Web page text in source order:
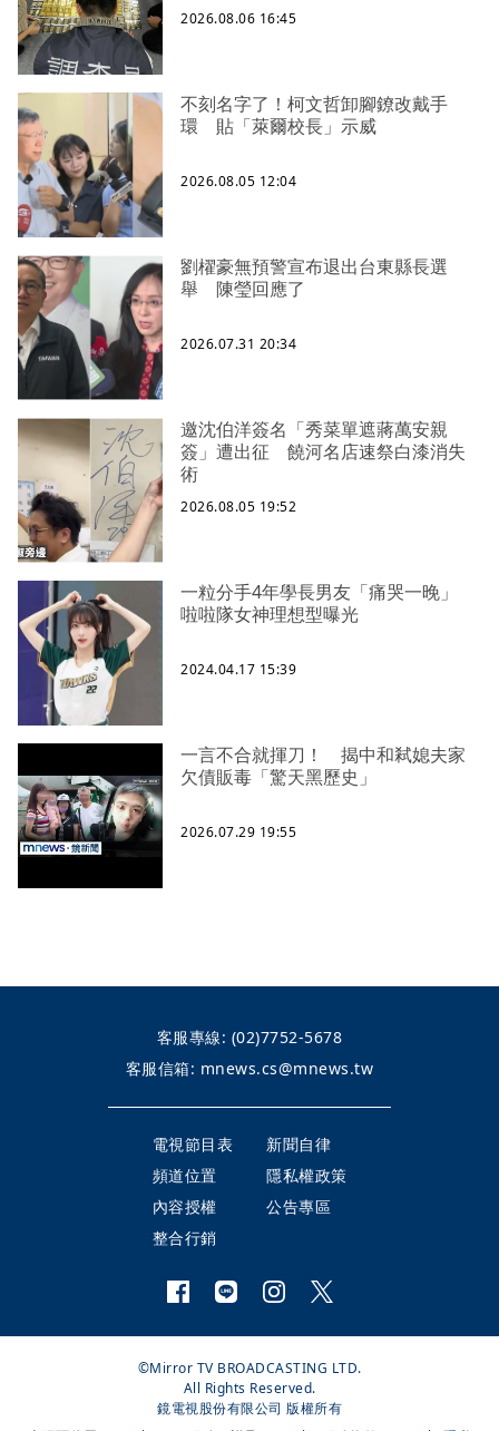
2026.08.06 16:45
不刻名字了！柯文哲卸腳鐐改戴手
環 貼「萊爾校長」示威
2026.08.05 12:04
劉櫂豪無預警宣布退出台東縣長選
舉 陳瑩回應了
2026.07.31 20:34
邀沈伯洋簽名「秀菜單遮蔣萬安親
簽」遭出征 饒河名店速祭白漆消失
術
2026.08.05 19:52
一粒分手4年學長男友「痛哭一晚」
啦啦隊女神理想型曝光
2024.04.17 15:39
一言不合就揮刀！ 揭中和弒媳夫家
欠債販毒「驚天黑歷史」
2026.07.29 19:55
客服專線: (02)7752-5678
客服信箱: mnews.cs@mnews.tw
電視節目表
新聞自律
頻道位置
隱私權政策
內容授權
公告專區
整合行銷
©Mirror TV BROADCASTING LTD.
All Rights Reserved.
鏡電視股份有限公司 版權所有